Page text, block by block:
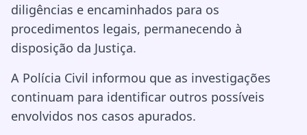
diligências e encaminhados para os
procedimentos legais, permanecendo à
disposição da Justiça.
A Polícia Civil informou que as investigações
continuam para identificar outros possíveis
envolvidos nos casos apurados.